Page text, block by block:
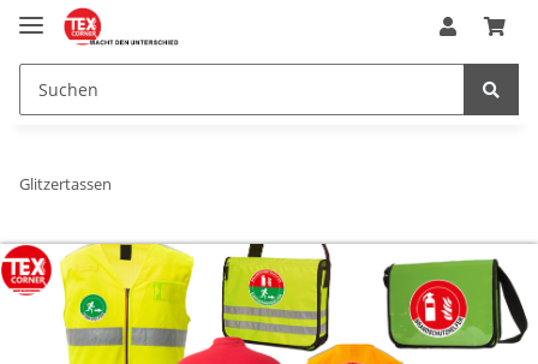
Glitzertassen